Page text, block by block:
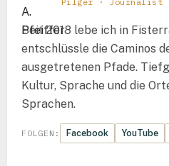
Seit 2018 lebe ich in
entschlüssle die Caminos
ausgetretenen Pfade.
Kultur, Sprache und die
Sprachen.
FOLGEN: Facebook YouTube